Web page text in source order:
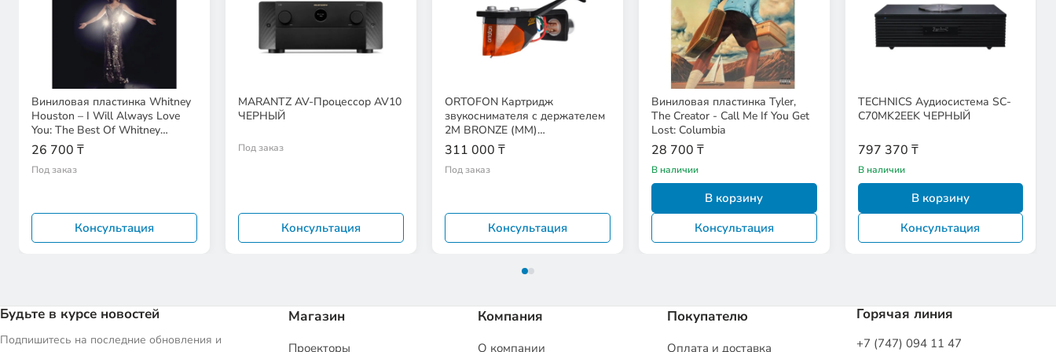
Виниловая пластинка Whitney
Houston – I Will Always Love
You: The Best Of Whitney
Houston
26 700 ₸
Под заказ
Консультация
MARANTZ AV-Процессор AV10
ЧЕРНЫЙ
Под заказ
Консультация
ORTOFON Картридж
звукоснимателя с держателем
2M BRONZE (MM)
EAN:5705796080490
311 000 ₸
Под заказ
Консультация
Виниловая пластинка Tyler,
The Creator - Call Me If You Get
Lost: Columbia
28 700 ₸
В наличии
В корзину
Консультация
TECHNICS Аудиосистема SC-
C70MK2EEK ЧЕРНЫЙ
797 370 ₸
В наличии
В корзину
Консультация
Будьте в курсе новостей
Подпишитесь на последние обновления и
Магазин
Проекторы
Компания
О компании
Покупателю
Оплата и доставка
Горячая линия
+7 (747) 094 11 47